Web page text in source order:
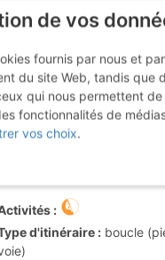
d'itinéraire
boucle
de vos
fournis par nous et
du site Web, tandis que
qui nous permettent
fonctionnalités de
vos choix.